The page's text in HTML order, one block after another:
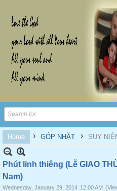
Home › GÓP NHẶT › SUY
Phút linh thiêng (Lễ GIAO
Nam)
Wednesday, January 29, 2014 12:00 AM